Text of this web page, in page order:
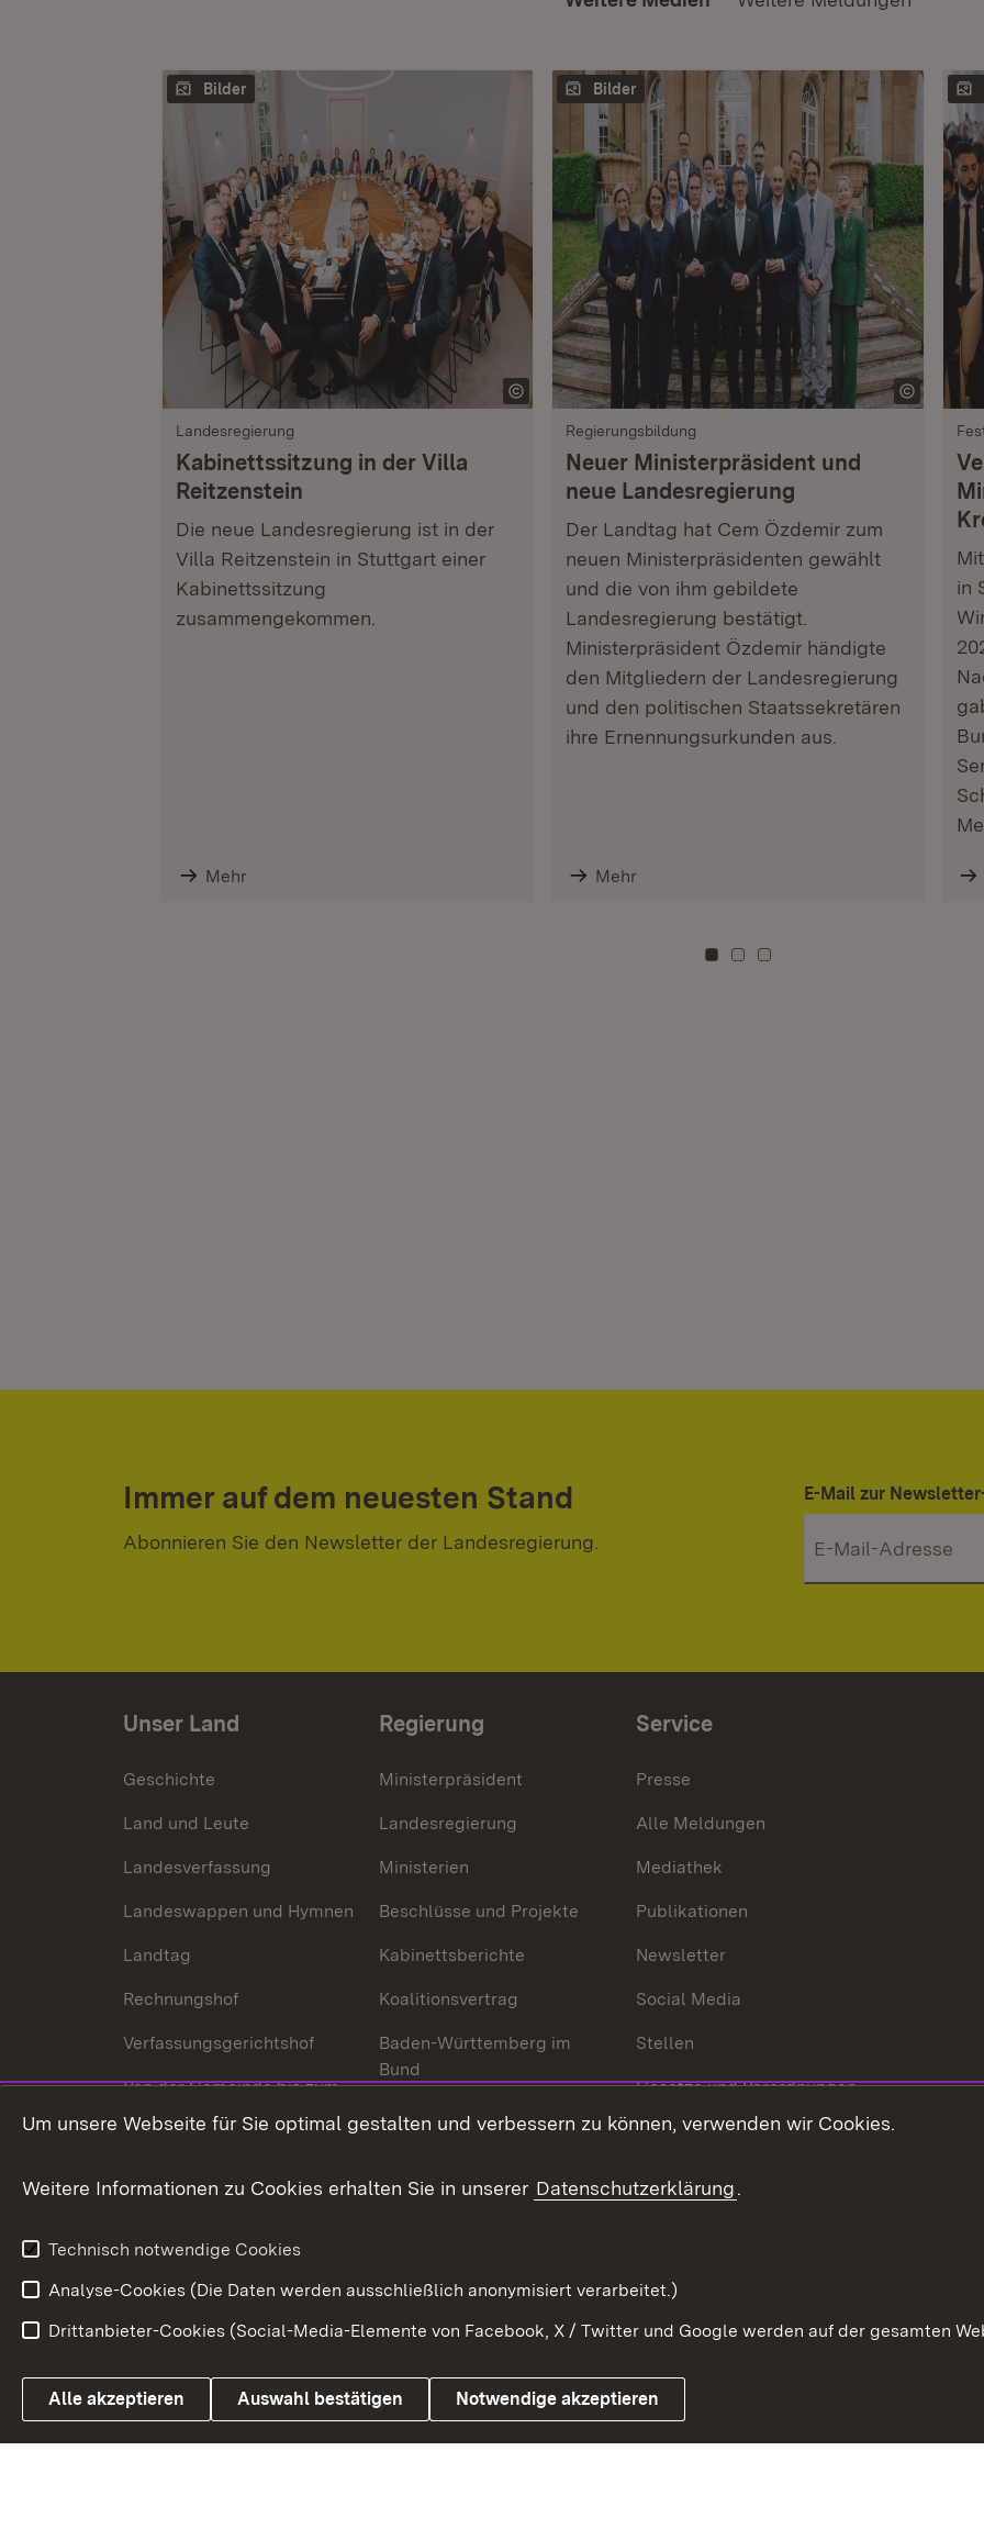
Bilder
Landesregierung
Kabinettssitzung in der Villa
Reitzenstein
Die neue Landesregierung ist in der
Villa Reitzenstein in Stuttgart einer
Kabinettssitzung
zusammengekommen.
Mehr
Bilder
Regierungsbildung
Neuer Ministerpräsident und
neue Landesregierung
Der Landtag hat Cem Özdemir zum
neuen Ministerpräsidenten gewählt
und die von ihm gebildete
Landesregierung bestätigt.
Ministerpräsident Özdemir händigte
den Mitgliedern der Landesregierung
und den politischen Staatssekretären
ihre Ernennungsurkunden aus.
Mehr
in
Zu Kachel: 0
Zu Kachel: 3
Zu Kachel: 6
Immer auf dem neuesten Stand
Abonnieren Sie den Newsletter der Landesregierung.
E-Mail zur
Unser Land
Geschichte
Land und Leute
Landesverfassung
Landeswappen und Hymnen
Landtag
Rechnungshof
Verfassungsgerichtshof
Von der Gemeinde bis zum
Ministerium
Wirtschaftsstandort
Urlaubs- und Kulturland
Regierung
Ministerpräsident
Landesregierung
Ministerien
Beschlüsse und Projekte
Kabinettsberichte
Koalitionsvertrag
Baden-Württemberg im
Bund
In Europa und der Welt
Service
Presse
Alle Meldungen
Mediathek
Publikationen
Newsletter
Social Media
Stellen
Gesetze und Verordnungen
Gesetzblatt
Link zum Landesportal
Impressum
Um unsere Webseite für Sie optimal gestalten und verbessern zu können, verwenden wir Cookies.
Weitere Informationen zu Cookies erhalten Sie in unserer Datenschutzerklärung.
Technisch notwendige Cookies
Analyse-Cookies (Die Daten werden ausschließlich anonymisiert verarbeitet.)
Drittanbieter-Cookies (Social-Media-Elemente von Facebook, X / Twitter und Google werden auf der gesamten
Alle akzeptieren Auswahl bestätigen Notwendige akzeptieren